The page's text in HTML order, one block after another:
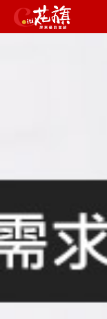
屏東機車借款解決您所